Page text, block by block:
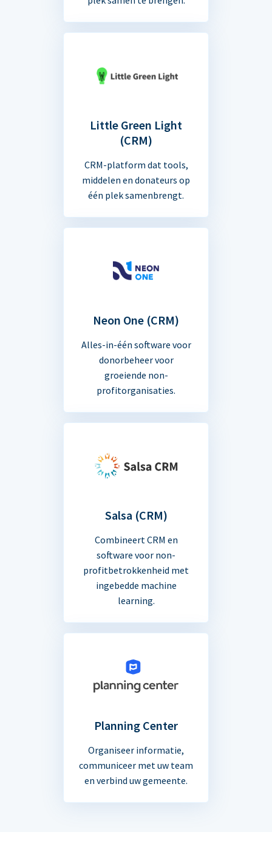
Little Green Light
(CRM)
CRM-platform dat tools,
middelen en donateurs op
één plek samenbrengt.
Neon One (CRM)
Alles-in-één software voor
donorbeheer voor
groeiende non-
profitorganisaties.
Salsa (CRM)
Combineert CRM en
software voor non-
profitbetrokkenheid met
ingebedde machine
learning.
Planning Center
Organiseer informatie,
communiceer met uw team
en verbind uw gemeente.